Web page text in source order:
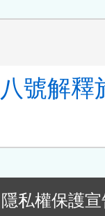
號解釋
隱私權保護